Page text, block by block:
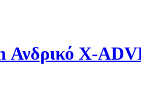
Ανδρικό X-